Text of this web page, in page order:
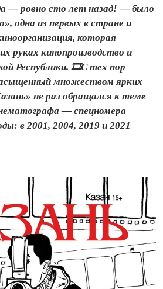
— ровно сто лет назад! — было
одна из первых в стране и
которая
руках кинопроизводство и
Республики. 🎞️С тех пор
множеством ярких
не раз обращался к теме
— спецномера
в 2001, 2004, 2019 и 2021